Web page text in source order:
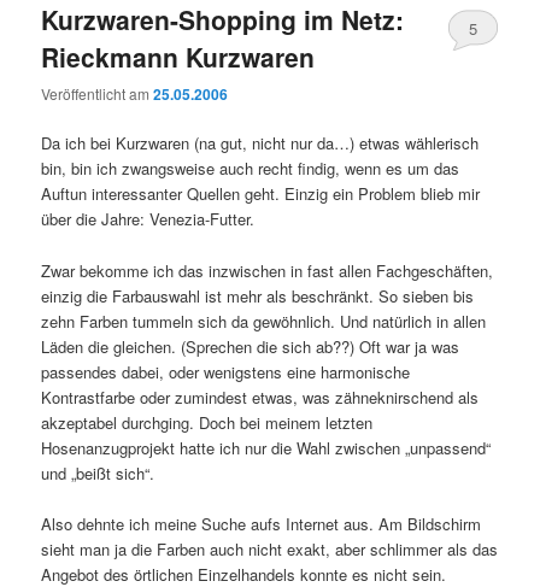
Kurzwaren-Shopping im Netz:
Rieckmann Kurzwaren
Veröffentlicht am25.05.2006
5
Da ich bei Kurzwaren (na gut, nicht nur da…) etwas wählerisch
bin, bin ich zwangsweise auch recht findig, wenn es um das
Auftun interessanter Quellen geht. Einzig ein Problem blieb mir
über die Jahre: Venezia-Futter.
Zwar bekomme ich das inzwischen in fast allen Fachgeschäften,
einzig die Farbauswahl ist mehr als beschränkt. So sieben bis
zehn Farben tummeln sich da gewöhnlich. Und natürlich in allen
Läden die gleichen. (Sprechen die sich ab??) Oft war ja was
passendes dabei, oder wenigstens eine harmonische
Kontrastfarbe oder zumindest etwas, was zähneknirschend als
akzeptabel durchging. Doch bei meinem letzten
Hosenanzugprojekt hatte ich nur die Wahl zwischen „unpassend“
und „beißt sich“.
Also dehnte ich meine Suche aufs Internet aus. Am Bildschirm
sieht man ja die Farben auch nicht exakt, aber schlimmer als das
Angebot des örtlichen Einzelhandels konnte es nicht sein.